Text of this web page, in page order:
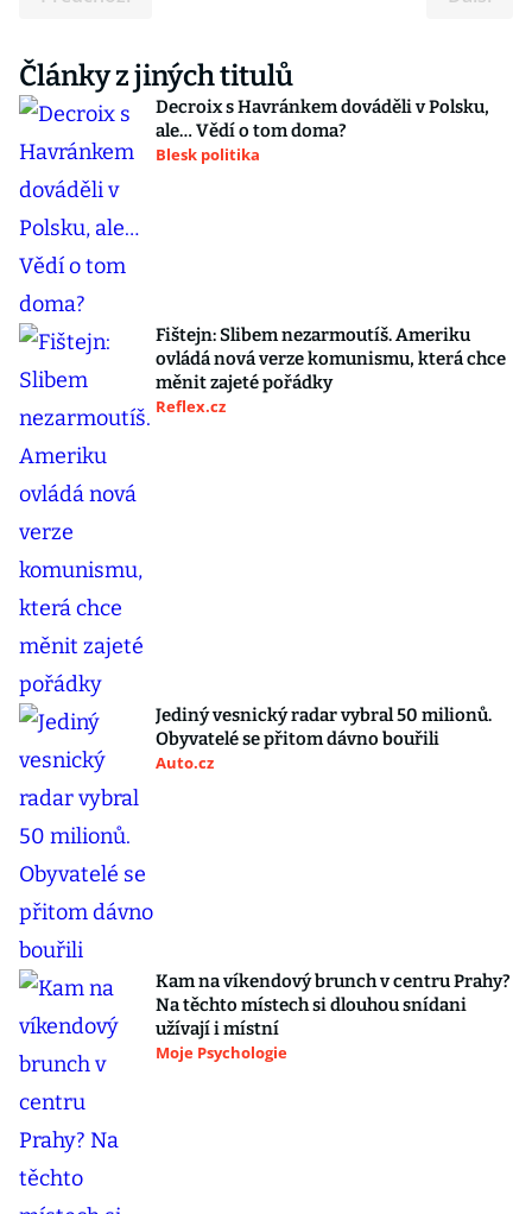
Články z jiných titulů
Decroix s Havránkem dováděli v Polsku,
ale… Vědí o tom doma?
Blesk politika
Fištejn: Slibem nezarmoutíš. Ameriku
ovládá nová verze komunismu, která chce
měnit zajeté pořádky
Reflex.cz
Jediný vesnický radar vybral 50 milionů.
Obyvatelé se přitom dávno bouřili
Auto.cz
Kam na víkendový brunch v centru Prahy?
Na těchto místech si dlouhou snídani
užívají i místní
Moje Psychologie